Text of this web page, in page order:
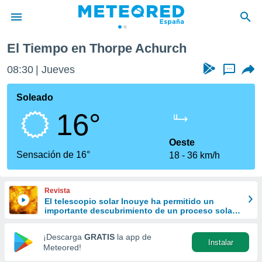
de
por
que se
calidad.
a este
las
y
forma
digital
basada
El Tiempo en Thorpe Achurch
08:30 Jueves ...
Soleado
16°
Sensación de 16°
Oeste
18
36 km/h
Revista
El telescopio solar Inouye ha permitido un
importante descubrimiento de un proceso solar
¡Descarga GRATIS la app de
Meteored!
Instalar